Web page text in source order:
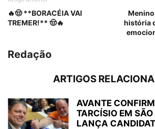
🔥🤠 **BORACÉIA VAI
TREMER!** 🤠🔥
história
Redação
ARTIGOS
AVANTE
TARCÍSIO EM SÃO
LANÇA